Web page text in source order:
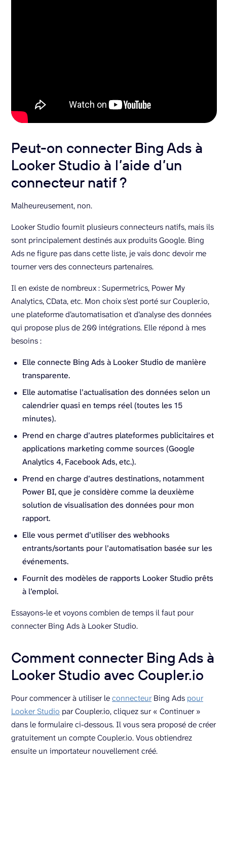
Peut-on connecter Bing Ads à
Looker Studio à l’aide d’un
connecteur natif ?
Malheureusement, non.
Looker Studio fournit plusieurs connecteurs natifs, mais ils
sont principalement destinés aux produits Google. Bing
Ads ne figure pas dans cette liste, je vais donc devoir me
tourner vers des connecteurs partenaires.
Il en existe de nombreux : Supermetrics, Power My
Analytics, CData, etc. Mon choix s’est porté sur Coupler.io,
une plateforme d’automatisation et d’analyse des données
qui propose plus de 200 intégrations. Elle répond à mes
besoins :
Elle connecte Bing Ads à Looker Studio de manière
transparente.
Elle automatise l’actualisation des données selon un
calendrier quasi en temps réel (toutes les 15
minutes).
Prend en charge d’autres plateformes publicitaires et
applications marketing comme sources (Google
Analytics 4, Facebook Ads, etc.).
Prend en charge d’autres destinations, notamment
Power BI, que je considère comme la deuxième
solution de visualisation des données pour mon
rapport.
Elle vous permet d’utiliser des webhooks
entrants/sortants pour l’automatisation basée sur les
événements.
Fournit des modèles de rapports Looker Studio prêts
à l’emploi.
Essayons-le et voyons combien de temps il faut pour
connecter Bing Ads à Looker Studio.
Comment connecter Bing Ads à
Looker Studio avec Coupler.io
Pour commencer à utiliser leconnecteurBing Ads pour
Looker Studio par Coupler.io, cliquez sur « Continuer »
dans le formulaire ci-dessous. Il vous sera proposé de créer
gratuitement un compte Coupler.io. Vous obtiendrez
ensuite un importateur nouvellement créé.